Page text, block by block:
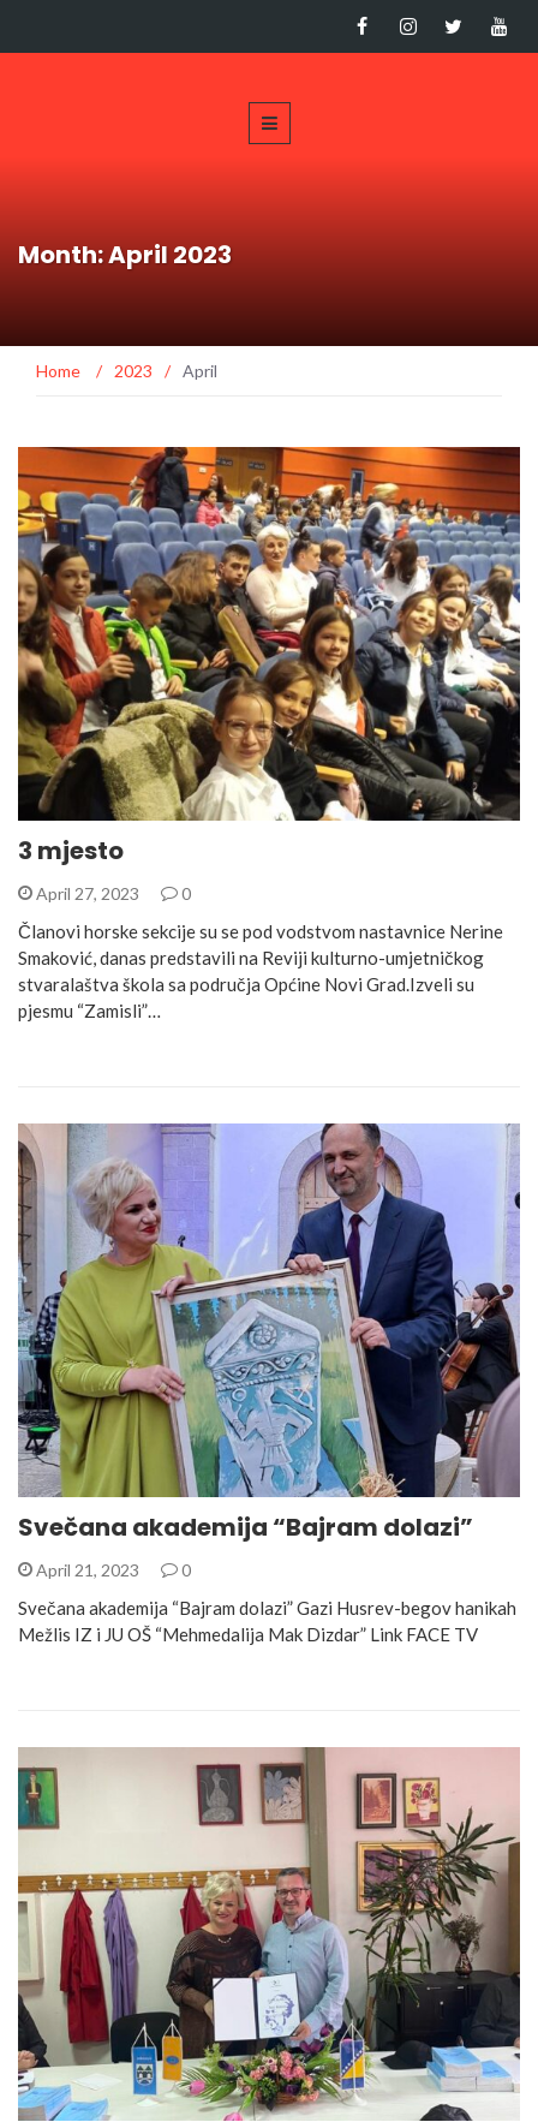
Month: April 2023
Home / 2023 / April
3 mjesto
April 27, 2023 0
Članovi horske sekcije su se pod vodstvom nastavnice Nerine
Smaković, danas predstavili na Reviji kulturno-umjetničkog
stvaralaštva škola sa područja Općine Novi Grad.Izveli su
pjesmu “Zamisli”…
Svečana akademija “Bajram dolazi”
April 21, 2023 0
Svečana akademija “Bajram dolazi” Gazi Husrev-begov hanikah
Mežlis IZ i JU OŠ “Mehmedalija Mak Dizdar” Link FACE TV